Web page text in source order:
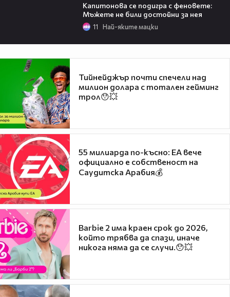
Капитонова се подигра с феновете:
Мъжете не били достойни за нея
11 Най-яките мацки
Тийнейджър почти спечели над
милион долара с тотален гейминг
трол😯💥
55 милиарда по-късно: EA вече
официално е собственост на
Саудитска Арабия💰
Barbie 2 има краен срок до 2026,
който трябва да спази, иначе
никога няма да се случи.😯💥